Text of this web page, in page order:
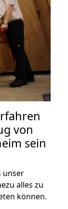
von
sein
unser
alles zu
können.